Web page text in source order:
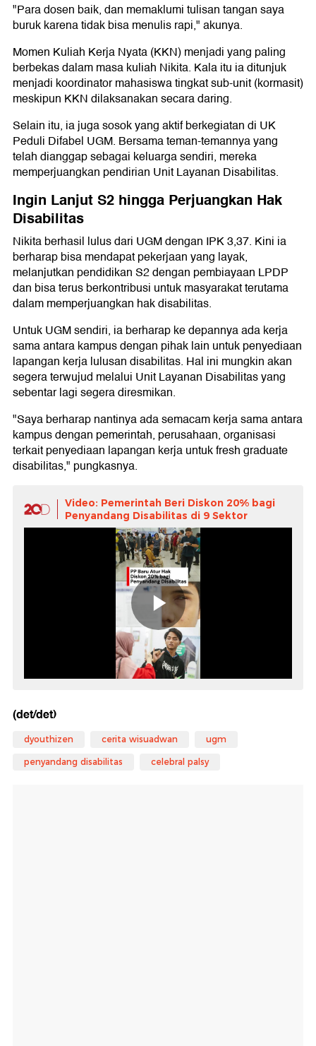
"Para dosen baik, dan memaklumi tulisan tangan saya
buruk karena tidak bisa menulis rapi," akunya.
Momen Kuliah Kerja Nyata (KKN) menjadi yang paling
berbekas dalam masa kuliah Nikita. Kala itu ia ditunjuk
menjadi koordinator mahasiswa tingkat sub-unit (kormasit)
meskipun KKN dilaksanakan secara daring.
Selain itu, ia juga sosok yang aktif berkegiatan di UK
Peduli Difabel UGM. Bersama teman-temannya yang
telah dianggap sebagai keluarga sendiri, mereka
memperjuangkan pendirian Unit Layanan Disabilitas.
Ingin Lanjut S2 hingga Perjuangkan Hak
Disabilitas
Nikita berhasil lulus dari UGM dengan IPK 3,37. Kini ia
berharap bisa mendapat pekerjaan yang layak,
melanjutkan pendidikan S2 dengan pembiayaan LPDP
dan bisa terus berkontribusi untuk masyarakat terutama
dalam memperjuangkan hak disabilitas.
Untuk UGM sendiri, ia berharap ke depannya ada kerja
sama antara kampus dengan pihak lain untuk penyediaan
lapangan kerja lulusan disabilitas. Hal ini mungkin akan
segera terwujud melalui Unit Layanan Disabilitas yang
sebentar lagi segera diresmikan.
"Saya berharap nantinya ada semacam kerja sama antara
kampus dengan pemerintah, perusahaan, organisasi
terkait penyediaan lapangan kerja untuk fresh graduate
disabilitas," pungkasnya.
Video: Pemerintah Beri Diskon 20% bagi
Penyandang Disabilitas di 9 Sektor
(det/det)
dyouthizen cerita wisuadwan ugm
penyandang disabilitas celebral palsy